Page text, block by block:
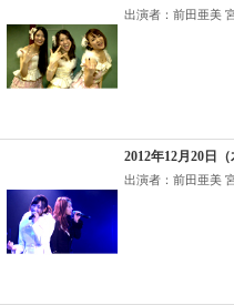
出演者：前田亜美
2012年12月20日
出演者：前田亜美